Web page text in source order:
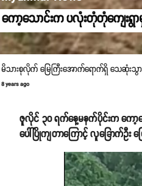
ကော့သောင်းက ပလုံးတုံတုံကျေးရွာ
မိသားစုလိုက် မြေကြီးအောက်ရောက်ရှိ သေဆုံးသွာ
8 years ago
ဇူလိုင် ၃၀ ရက်နေ့မနက်ပိုင်းက ကော့
ပေါ်ပြိုကျတာကြောင့် လူခြောက်ဦး